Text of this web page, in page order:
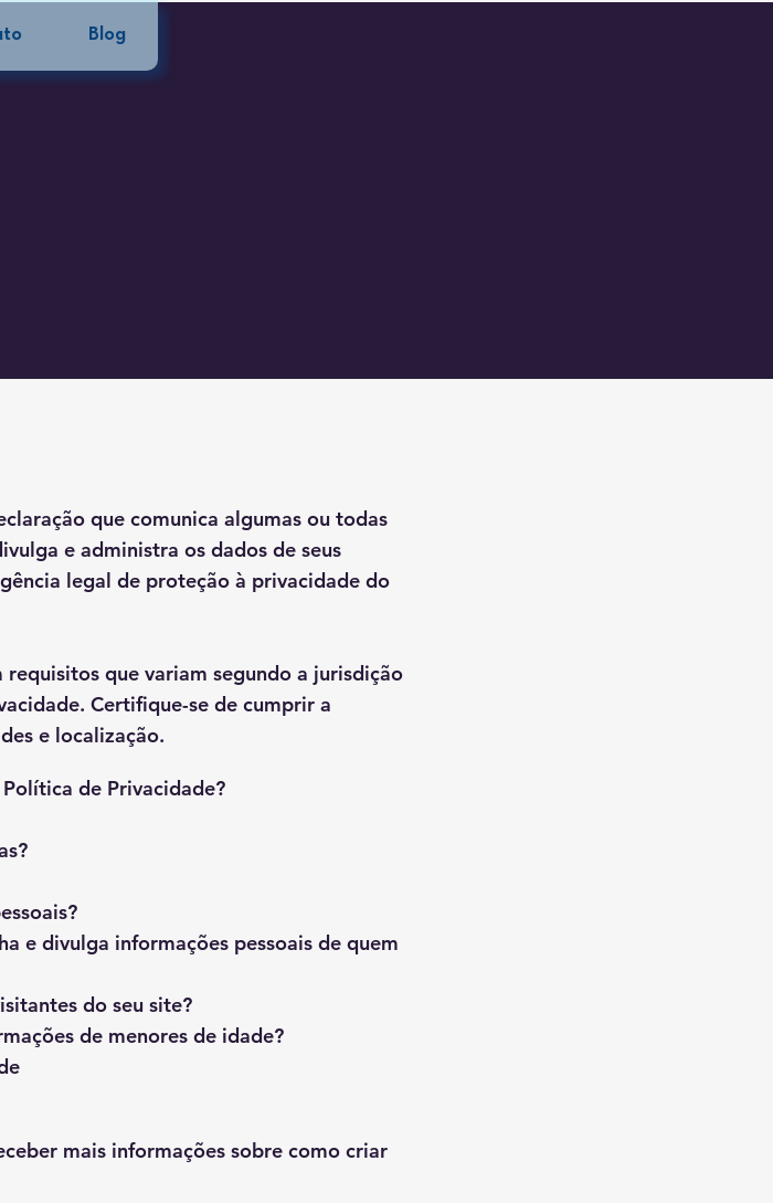
Blog
que comunica algumas ou todas
e administra os dados de seus
legal de proteção à privacidade do
que variam segundo a jurisdição
Certifique-se de cumprir a
e localização.
de Privacidade?
e divulga informações pessoais de quem
do seu site?
de menores de idade?
mais informações sobre como criar